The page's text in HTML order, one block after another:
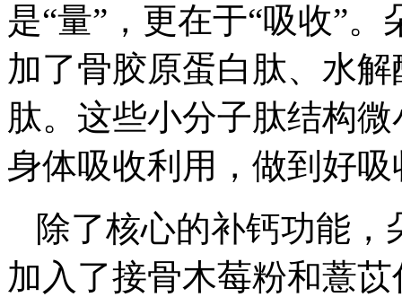
是“量”，更在于“吸收”
加了骨胶原蛋白肽、水
肽。这些小分子肽结构
身体吸收利用，做到好
除了核心的补钙功能
加入了接骨木莓粉和薏